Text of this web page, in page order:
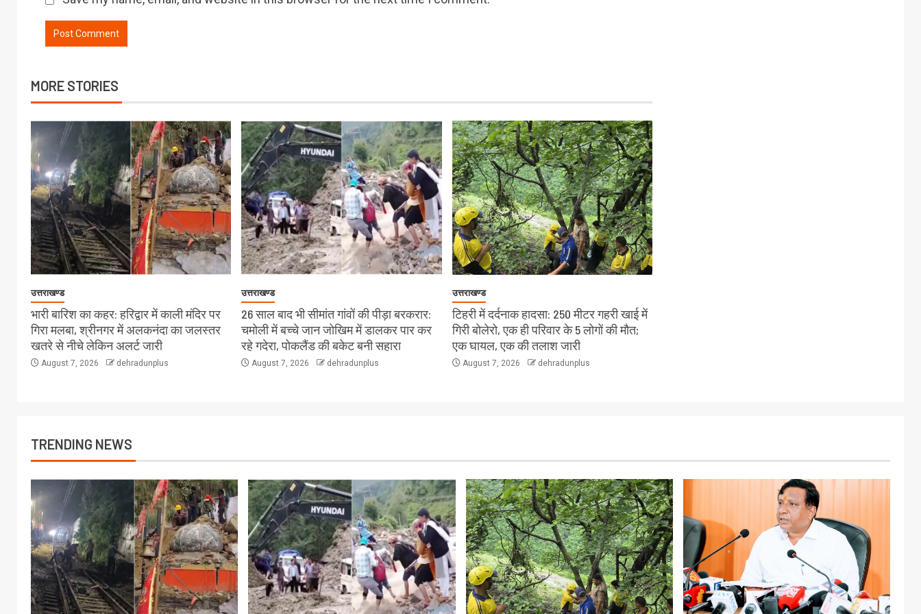
MORE STORIES
उत्तराखण्ड
भारी बारिश का कहर: हरिद्वार में काली मंदिर पर
गिरा मलबा, श्रीनगर में अलकनंदा का जलस्तर
खतरे से नीचे लेकिन अलर्ट जारी
August 7, 2026 dehradunplus
उत्तराखण्ड
26 साल बाद भी सीमांत गांवों की पीड़ा बरकरार:
चमोली में बच्चे जान जोखिम में डालकर पार कर
रहे गदेरा, पोकलैंड की बकेट बनी सहारा
August 7, 2026 dehradunplus
उत्तराखण्ड
टिहरी में दर्दनाक हादसा: 250 मीटर गहरी खाई में
गिरी बोलेरो, एक ही परिवार के 5 लोगों की मौत;
एक घायल, एक की तलाश जारी
August 7, 2026 dehradunplus
TRENDING NEWS